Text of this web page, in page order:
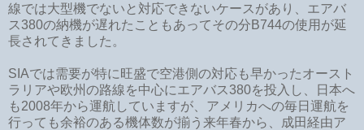
線では大型機でないと対応できないケースがあり、エアバ
ス380の納機が遅れたこともあってその分B744の使用が延
長されてきました。
SIAでは需要が特に旺盛で空港側の対応も早かったオースト
ラリアや欧州の路線を中心にエアバス380を投入し、日本へ
も2008年から運航していますが、アメリカへの毎日運航を
行っても余裕のある機体数が揃う来年春から、成田経由ア